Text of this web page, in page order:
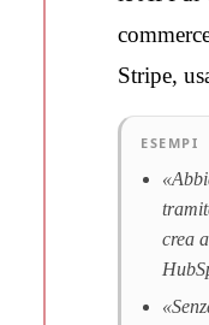
Stripe,
ESEMPI
crea